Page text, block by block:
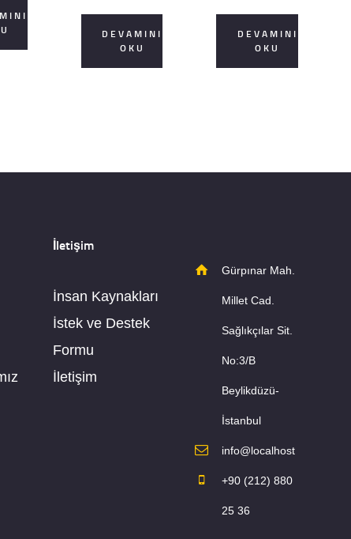
DEVAMINI
OKU
DEVAMINI
OKU
İletişim
İnsan Kaynakları
İstek ve Destek
Formu
İletişim
Gürpınar Mah.
Millet Cad.
Sağlıkçılar Sit.
No:3/B
Beylikdüzü-
İstanbul
info@localhost
+90 (212) 880
25 36